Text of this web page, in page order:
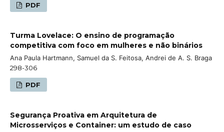
PDF
Turma Lovelace: O ensino de programação
competitiva com foco em mulheres e não binários
Ana Paula Hartmann, Samuel da S. Feitosa, Andrei de A. S. Braga
298-306
PDF
Segurança Proativa em Arquitetura de
Microsserviços e Container: um estudo de caso